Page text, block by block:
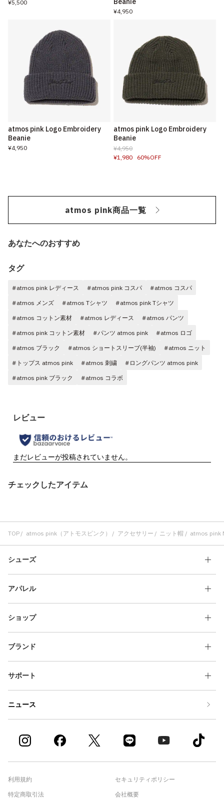
¥5,500
¥4,950
atmos pink Logo Embroidery
Beanie
¥4,950
atmos pink Logo Embroidery
Beanie
¥4,950
¥1,980
60%OFF
atmos pink商品一覧
あなたへのおすすめ
タグ
#atmos pink レディース #atmos pink コスパ
#atmos コスパ
#atmos メンズ
#atmos Tシャツ
#atmos pink Tシャツ
#atmos コットン素材
#atmos レディース
#atmos パンツ
#atmos pink コットン素材
#パンツ atmos pink
#atmos ロゴ
#atmos ブラック
#atmos ショートスリーブ(半袖)
#atmos ニット
#トップス atmos pink
#atmos 刺繍
#ロングパンツ atmos pink
#atmos pink ブラック
#atmos コラボ
チェックしたアイテム
TOP atmos pink（アトモスピンク） アクセサリー ニット帽 atmos pink
シューズ
アパレル
ショップ
ブランド
サポート
ニュース
利用規約
特定商取引法
セキュリティポリシー
会社概要